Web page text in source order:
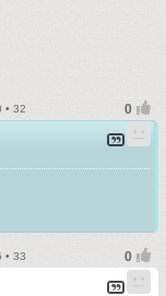
• 32
• 33